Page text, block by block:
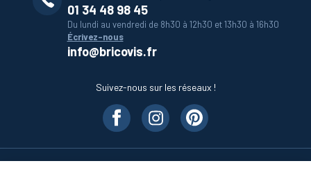
01 34 48 98 45
Du lundi au vendredi de 8h30 à 12h30 et 13h30 à 16h30
Écrivez-nous
info@bricovis.fr
Suivez-nous sur les réseaux !